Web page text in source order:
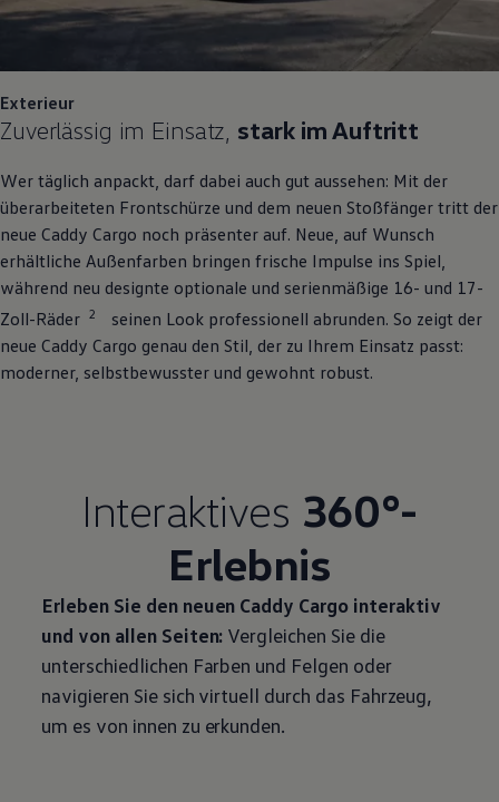
Exterieur
Zuverlässig im Einsatz, stark im Auftritt
Wer täglich anpackt, darf dabei auch gut aussehen: Mit der
überarbeiteten Frontschürze und dem neuen Stoßfänger tritt der
neue Caddy Cargo noch präsenter auf. Neue, auf Wunsch
erhältliche Außenfarben bringen frische Impulse ins Spiel,
während neu designte optionale und serienmäßige 16- und 17-
Zoll-Räder 2
seinen Look professionell abrunden. So zeigt der
neue Caddy Cargo genau den Stil, der zu Ihrem Einsatz passt:
moderner, selbstbewusster und gewohnt robust.
Interaktives 360°-
Erlebnis
Erleben Sie den neuen Caddy Cargointeraktiv
und von allen Seiten: Vergleichen Sie die
unterschiedlichen Farben und Felgen oder
navigieren Sie sich virtuell durch das Fahrzeug,
um es von innen zu erkunden.